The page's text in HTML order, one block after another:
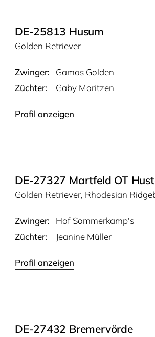
DE-25813 Husum
Golden Retriever
Zwinger:
Gamos Gol­den
Züchter:
Gaby Moritzen
Profil anzeigen
DE-27327 Martfeld OT
Golden Retriever, Rhodesian
Zwinger:
Hof Sommerkamp's
Züchter:
Jeanine Müller
Profil anzeigen
DE-27432 Bremervörde